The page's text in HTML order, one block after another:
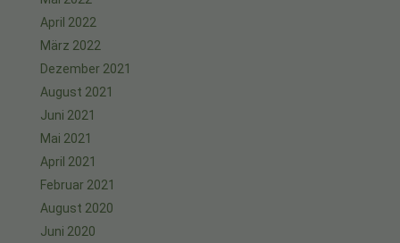
April 2022
März 2022
Dezember 2021
August 2021
Juni 2021
Mai 2021
April 2021
Februar 2021
August 2020
Juni 2020